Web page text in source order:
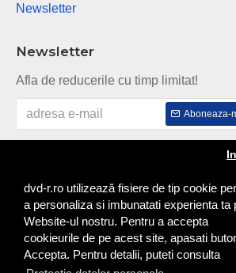
dvd-r.ro utilizează fisiere de tip cookie
a personaliza si imbunatati experienta ta
Website-ul nostru. Pentru a accepta
cookieurile de pe acest site, apasati
Accepta. Pentru detalii, puteti consulta
Newsletter
Newsletter
Afla de reducerile cu timp limitat!
Aboneaza-
Copyright © 2014